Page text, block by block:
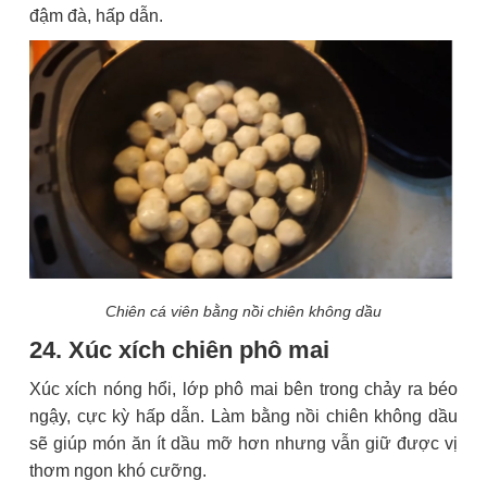
đậm đà, hấp dẫn.
Chiên cá viên bằng nồi chiên không dầu
24. Xúc xích chiên phô mai
Xúc xích nóng hổi, lớp phô mai bên trong chảy ra béo
ngậy, cực kỳ hấp dẫn. Làm bằng nồi chiên không dầu
sẽ giúp món ăn ít dầu mỡ hơn nhưng vẫn giữ được vị
thơm ngon khó cưỡng.